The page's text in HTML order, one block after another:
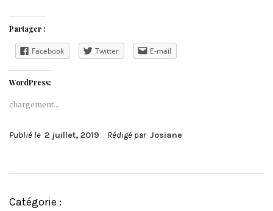
Partager :
Facebook Twitter E-mail
WordPress:
chargement…
Publié le 2 juillet, 2019 Rédigé par Josiane
Catégorie :